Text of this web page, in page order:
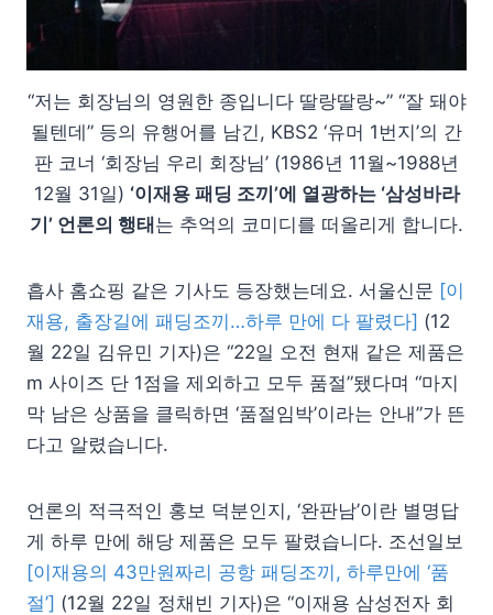
“저는 회장님의 영원한 종입니다 딸랑딸랑~” “잘 돼야
될텐데” 등의 유행어를 남긴, KBS2 ‘유머 1번지’의 간
판 코너 ‘회장님 우리 회장님’ (1986년 11월~1988년
12월 31일) ‘이재용 패딩 조끼’에 열광하는 ‘삼성바라
기’ 언론의 행태는 추억의 코미디를 떠올리게 합니다.
흡사 홈쇼핑 같은 기사도 등장했는데요. 서울신문 [이
재용, 출장길에 패딩조끼…하루 만에 다 팔렸다] (12
월 22일 김유민 기자)은 “22일 오전 현재 같은 제품은
m 사이즈 단 1점을 제외하고 모두 품절”됐다며 “마지
막 남은 상품을 클릭하면 ‘품절임박’이라는 안내”가 뜬
다고 알렸습니다.
언론의 적극적인 홍보 덕분인지, ‘완판남’이란 별명답
게 하루 만에 해당 제품은 모두 팔렸습니다. 조선일보
[이재용의 43만원짜리 공항 패딩조끼, 하루만에 ‘품
절’] (12월 22일 정채빈 기자)은 “이재용 삼성전자 회